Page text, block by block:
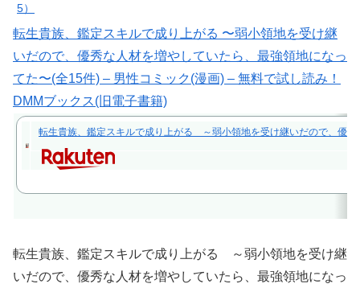
5）
転生貴族、鑑定スキルで成り上がる 〜弱小領地を受け継
いだので、優秀な人材を増やしていたら、最強領地になっ
てた〜(全15件) – 男性コミック(漫画) – 無料で試し読み！
DMMブックス(旧電子書籍)
転生貴族、鑑定スキルで成り上がる ～弱小領地を受け継いだので、優
転生貴族、鑑定スキルで成り上がる ～弱小領地を受け継
いだので、優秀な人材を増やしていたら、最強領地になっ